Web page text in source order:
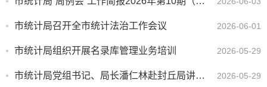
市统计局召开全市统计法治工作会议 2026-06-01
市统计局组织开展名录库管理业务培训 2026-05-29
市统计局党组书记、局长潘仁林赴封丘局讲授专题党课 2026-05-29